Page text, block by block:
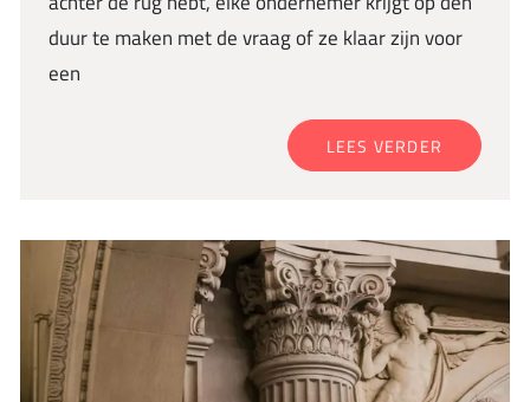
duur te maken met de vraag of ze klaar zijn voor
een
LEES VERDER